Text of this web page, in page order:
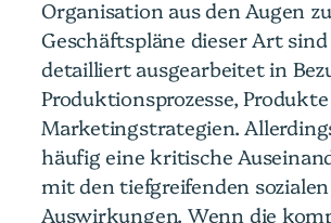
Organisation aus den Augen
Geschäftspläne dieser Art
detailliert ausgearbeitet in
Produktionsprozesse,
Marketingstrategien.
häufig eine kritische
mit den tiefgreifenden sozialen
Auswirkungen. Wenn die